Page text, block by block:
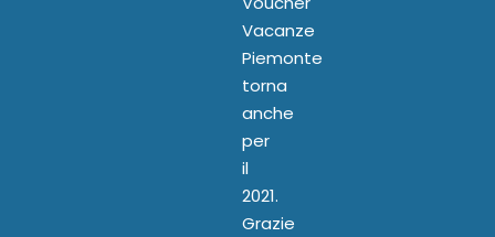
Vacanze
Piemonte
torna
anche
per
il
2021.
Grazie